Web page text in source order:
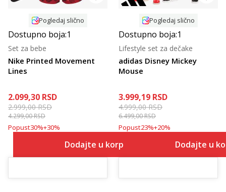
Pogledaj slično
Dostupno boja:1
Nike Printed Movement
Lines
Set za bebe
2.099,30 RSD
2.999,00RSD
4.299,00RSD
Popust30%+30%
Dodajte u korpu
Pogledaj slično
Dostupno boja:1
adidas Disney Mickey
Mouse
Lifestyle set za dečake
3.999,19 RSD
4.999,00RSD
6.499,00RSD
Popust23%+20%
Dodajte u